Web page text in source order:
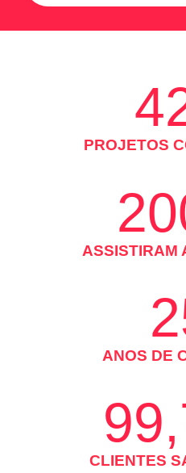
PROJETOS
ASSISTIRAM
ANOS DE
CLIENTES